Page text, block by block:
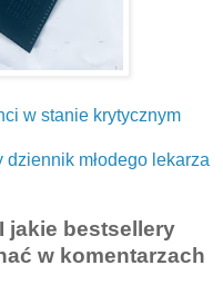
w stanie krytycznym
dziennik młodego lekarza
jakie bestsellery
w komentarzach